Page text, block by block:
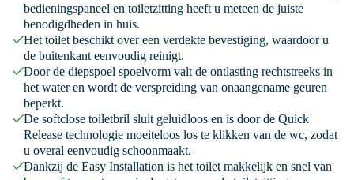
bedieningspaneel en toiletzitting heeft u meteen de juiste
benodigdheden in huis.
Het toilet beschikt over een verdekte bevestiging, waardoor u
de buitenkant eenvoudig reinigt.
Door de diepspoel spoelvorm valt de ontlasting rechtstreeks in
het water en wordt de verspreiding van onaangename geuren
beperkt.
De softclose toiletbril sluit geluidloos en is door de Quick
Release technologie moeiteloos los te klikken van de wc, zodat
u overal eenvoudig schoonmaakt.
Dankzij de Easy Installation is het toilet makkelijk en snel van